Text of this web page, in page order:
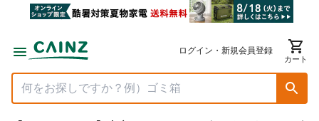
ログイン・新規会員登録
カート